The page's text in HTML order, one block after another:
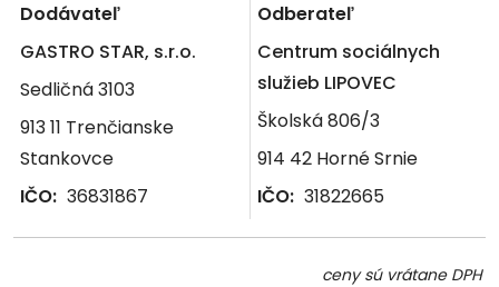
Dodávateľ
GASTRO STAR, s.r.o.
Sedličná 3103
913 11 Trenčianske
Stankovce
IČO: 36831867
Odberateľ
Centrum sociálnych
služieb LIPOVEC
Školská 806/3
914 42 Horné Srnie
IČO: 31822665
ceny sú vrátane DPH